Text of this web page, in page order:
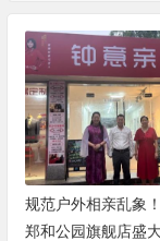
规范户外相亲乱象
郑和公园旗舰店盛